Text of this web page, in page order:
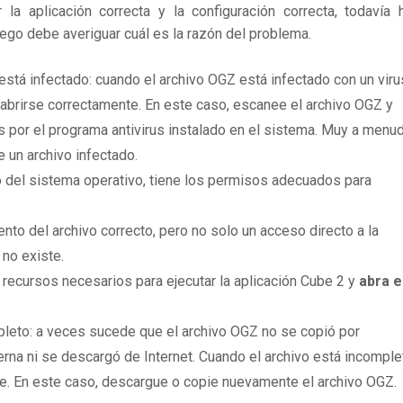
aplicación correcta y la configuración correcta, todavía
debe averiguar cuál es la razón del problema.
infectado: cuando el archivo OGZ está infectado con un
correctamente. En este caso, escanee el archivo OGZ y
el programa antivirus instalado en el sistema. Muy a
un archivo infectado.
sistema operativo, tiene los permisos adecuados para
del archivo correcto, pero no solo un acceso directo a la
existe.
necesarios para ejecutar la aplicación Cube 2 y abra
a veces sucede que el archivo OGZ no se copió por
ni se descargó de Internet. Cuando el archivo está
En este caso, descargue o copie nuevamente el archivo OGZ.